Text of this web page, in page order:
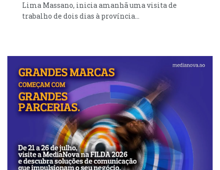
Lima Massano, inicia amanhã uma visita de
trabalho de dois dias à província...